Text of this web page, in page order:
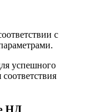
с
успешного
НД